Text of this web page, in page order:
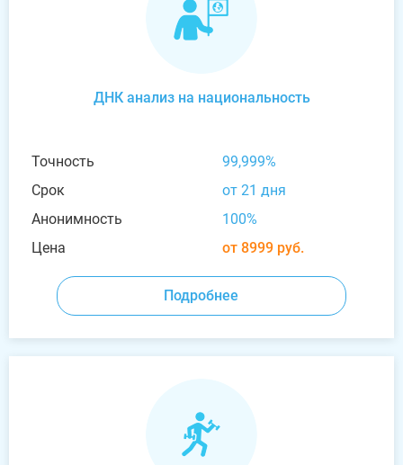
ДНК анализ на национальность
Точность
99,999%
Срок
от 21 дня
Анонимность
100%
Цена
от 8999 руб.
Подробнее